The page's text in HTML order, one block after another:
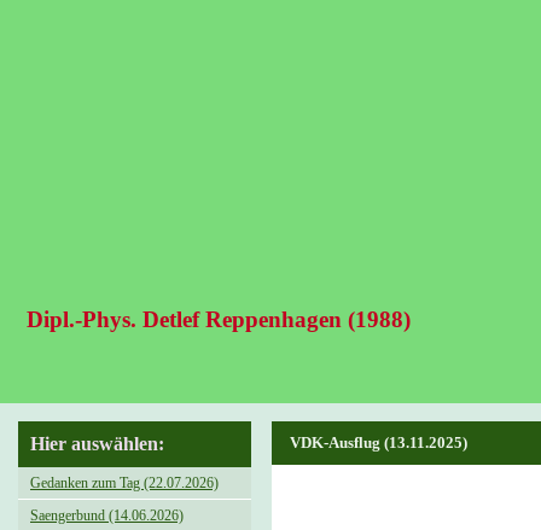
Dipl.-Phys. Detlef Reppenhagen (1988)
Hier auswählen:
Gedanken zum Tag (22.07.2026)
Saengerbund (14.06.2026)
VDK-Ausflug (13.11.2025)